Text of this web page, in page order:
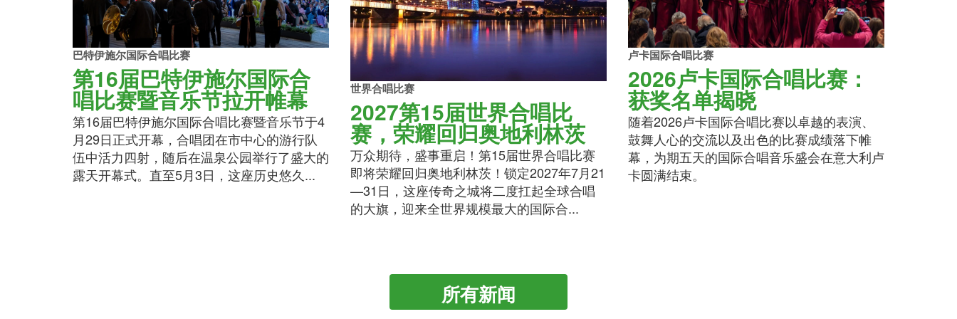
巴特伊施尔国际合唱比赛
第16届巴特伊施尔国际合
唱比赛暨音乐节拉开帷幕
第16届巴特伊施尔国际合唱比赛暨音乐节于4
月29日正式开幕，合唱团在市中心的游行队
伍中活力四射，随后在温泉公园举行了盛大的
露天开幕式。直至5月3日，这座历史悠久...
世界合唱比赛
2027第15届世界合唱比
赛，荣耀回归奥地利林茨
万众期待，盛事重启！第15届世界合唱比赛
即将荣耀回归奥地利林茨！锁定2027年7月21
—31日，这座传奇之城将二度扛起全球合唱
的大旗，迎来全世界规模最大的国际合...
卢卡国际合唱比赛
2026卢卡国际合唱比赛：
获奖名单揭晓
随着2026卢卡国际合唱比赛以卓越的表演、
鼓舞人心的交流以及出色的比赛成绩落下帷
幕，为期五天的国际合唱音乐盛会在意大利卢
卡圆满结束。
所有新闻